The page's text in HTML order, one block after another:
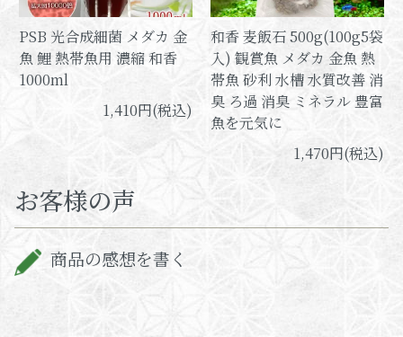
PSB 光合成細菌 メダカ 金
魚 鯉 熱帯魚用 濃縮 和香
1000ml
1,410円(税込)
和香 麦飯石 500g(100g5袋
入) 観賞魚 メダカ 金魚 熱
帯魚 砂利 水槽 水質改善 消
臭 ろ過 消臭 ミネラル 豊富
魚を元気に
1,470円(税込)
お客様の声
商品の感想を書く